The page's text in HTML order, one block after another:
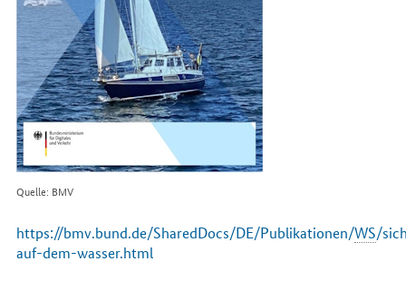
Quelle: BMV
https://bmv.bund.de/SharedDocs/DE/Publikationen/WS/
auf-dem-wasser.html